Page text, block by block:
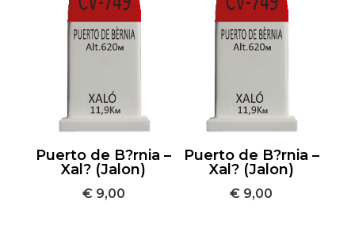
Puerto de B?rnia –
Xal? (Jalon)
€ 9,00
Puerto de B?rnia –
Xal? (Jalon)
€ 9,00